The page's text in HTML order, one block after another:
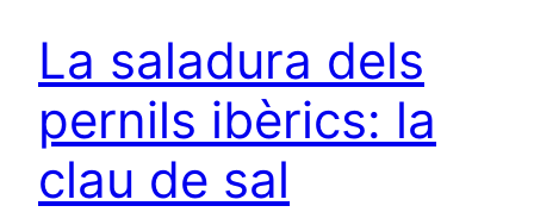
La saladura dels
pernils ibèrics: la
clau de sal